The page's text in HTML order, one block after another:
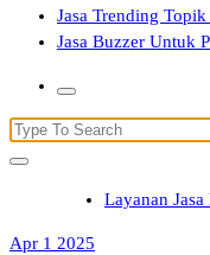
Jasa Trending
Jasa Buzzer Untuk
Search
for:
Layanan Jasa
Apr 1 2025